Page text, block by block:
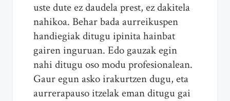
uste dute ez daudela prest, ez dakitela
nahikoa. Behar bada aurreikuspen
handiegiak ditugu ipinita hainbat
gairen inguruan. Edo gauzak egin
nahi ditugu oso modu profesionalean.
Gaur egun asko irakurtzen dugu, eta
aurrerapauso itzelak eman ditugu gai